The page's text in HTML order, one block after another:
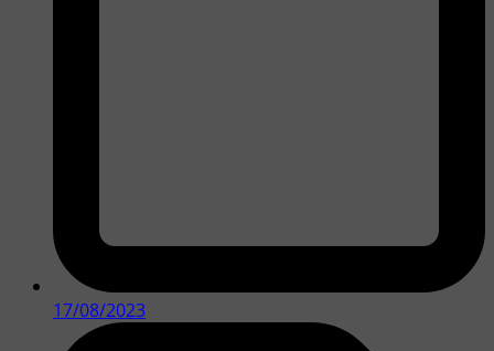
17/08/2023